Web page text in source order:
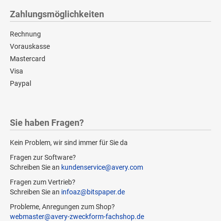
Zahlungsmöglichkeiten
Rechnung
Vorauskasse
Mastercard
Visa
Paypal
Sie haben Fragen?
Kein Problem, wir sind immer für Sie da
Fragen zur Software?
Schreiben Sie an kundenservice@avery.com
Fragen zum Vertrieb?
Schreiben Sie an infoaz@bitspaper.de
Probleme, Anregungen zum Shop?
webmaster@avery-zweckform-fachshop.de